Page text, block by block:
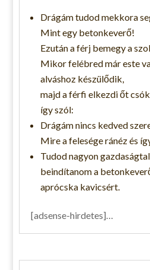
Drágám tudod mekkora
Mint egy betonkeverő!
Ezután a férj bemegy a
Mikor felébred már este
alváshoz készülődik,
majd a férfi elkezdi őt
így szól:
Drágám nincs kedved
Mire a felesége ránéz és
Tudod nagyon
beindítanom a
aprócska kavicsért.
[adsense-hirdetes]…